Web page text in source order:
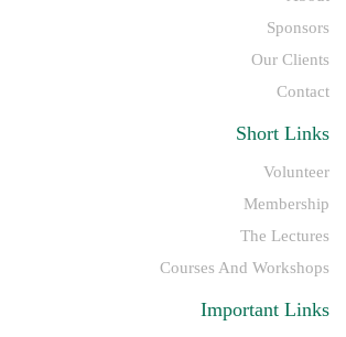
Sponsors
Our Clients
Contact
Short Links
Volunteer
Membership
The Lectures
Courses And Workshops
Important Links